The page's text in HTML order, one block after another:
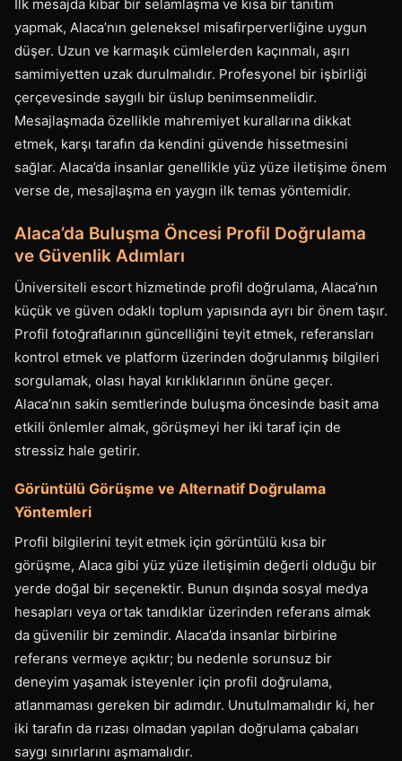
İlk mesajda kibar bir selamlaşma ve kısa bir tanıtım
yapmak, Alaca’nın geleneksel misafirperverliğine uygun
düşer. Uzun ve karmaşık cümlelerden kaçınmalı, aşırı
samimiyetten uzak durulmalıdır. Profesyonel bir işbirliği
çerçevesinde saygılı bir üslup benimsenmelidir.
Mesajlaşmada özellikle mahremiyet kurallarına dikkat
etmek, karşı tarafın da kendini güvende hissetmesini
sağlar. Alaca’da insanlar genellikle yüz yüze iletişime önem
verse de, mesajlaşma en yaygın ilk temas yöntemidir.
Alaca’da Buluşma Öncesi Profil Doğrulama
ve Güvenlik Adımları
Üniversiteli escort hizmetinde profil doğrulama, Alaca’nın
küçük ve güven odaklı toplum yapısında ayrı bir önem taşır.
Profil fotoğraflarının güncelliğini teyit etmek, referansları
kontrol etmek ve platform üzerinden doğrulanmış bilgileri
sorgulamak, olası hayal kırıklıklarının önüne geçer.
Alaca’nın sakin semtlerinde buluşma öncesinde basit ama
etkili önlemler almak, görüşmeyi her iki taraf için de
stressiz hale getirir.
Görüntülü Görüşme ve Alternatif Doğrulama
Yöntemleri
Profil bilgilerini teyit etmek için görüntülü kısa bir
görüşme, Alaca gibi yüz yüze iletişimin değerli olduğu bir
yerde doğal bir seçenektir. Bunun dışında sosyal medya
hesapları veya ortak tanıdıklar üzerinden referans almak
da güvenilir bir zemindir. Alaca’da insanlar birbirine
referans vermeye açıktır; bu nedenle sorunsuz bir
deneyim yaşamak isteyenler için profil doğrulama,
atlanmaması gereken bir adımdır. Unutulmamalıdır ki, her
iki tarafın da rızası olmadan yapılan doğrulama çabaları
saygı sınırlarını aşmamalıdır.